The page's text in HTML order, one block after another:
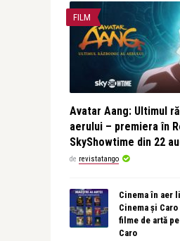
FILM
Avatar Aang: Ultimul
aerului – premiera în
SkyShowtime din 22
de revistatango
Cinema în aer
Cinema și
filme de artă
Caro